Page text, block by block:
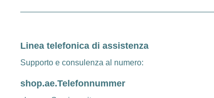
Linea telefonica di assistenza
Supporto e consulenza al numero:
shop.ae.Telefonnummer